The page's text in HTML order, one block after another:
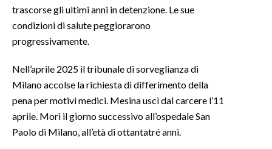
trascorse gli ultimi anni in detenzione. Le sue
condizioni di salute peggiorarono
progressivamente.
Nell’aprile 2025 il tribunale di sorveglianza di
Milano accolse la richiesta di differimento della
pena per motivi medici. Mesina uscì dal carcere l’11
aprile. Morì il giorno successivo all’ospedale San
Paolo di Milano, all’età di ottantatré anni.